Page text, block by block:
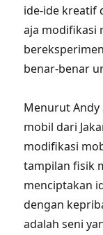
ide-ide kreatif
aja modifikasi
benar-benar
Menurut
mobil dari
modifikasi
tampilan fisik
menciptakan
dengan
adalah seni